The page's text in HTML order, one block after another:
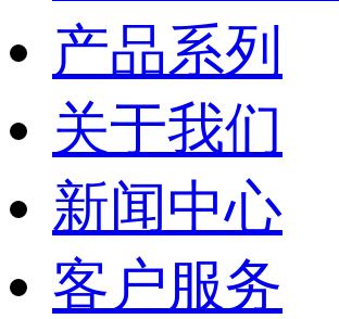
产品系列
关于我们
新闻中心
客户服务